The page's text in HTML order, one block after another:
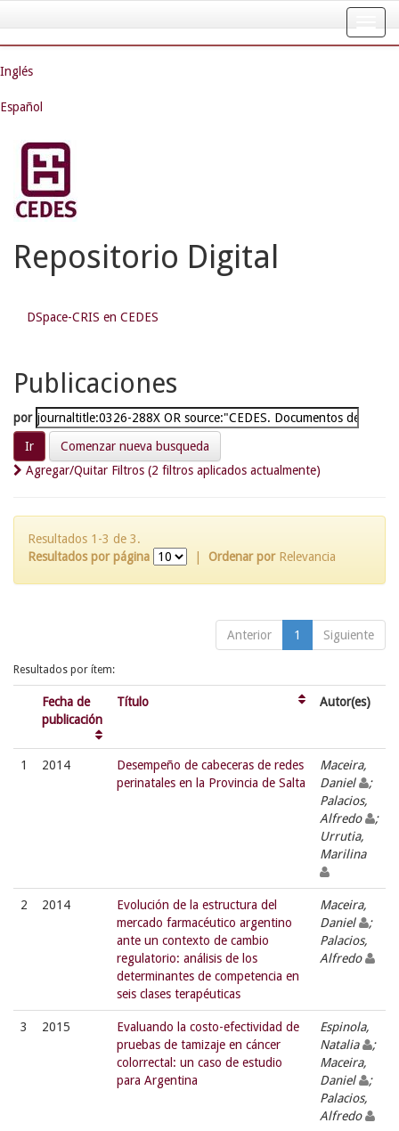
navigation
Inglés
Español
Repositorio Digital
DSpace-CRIS en CEDES
Publicaciones
por
Comenzar nueva busqueda
Agregar/Quitar Filtros (2 filtros aplicados actualmente)
Resultados 1-3 de 3.
Resultados por página
Ordenar por Relevancia
Anterior 1 Siguiente
Resultados por ítem:
Fecha de
publicación
Título Autor(es)
1 2014
Desempeño de cabeceras de redes
perinatales en la Provincia de Salta
Maceira,
Daniel
;
Palacios,
Alfredo
;
Urrutia,
Marilina
2 2014
Evolución de la estructura del
mercado farmacéutico argentino
ante un contexto de cambio
regulatorio: análisis de los
determinantes de competencia en
seis clases terapéuticas
Maceira,
Daniel
;
Palacios,
Alfredo
3 2015
Evaluando la costo-efectividad de
pruebas de tamizaje en cáncer
colorrectal: un caso de estudio
para Argentina
Espinola,
Natalia
;
Maceira,
Daniel
;
Palacios,
Alfredo